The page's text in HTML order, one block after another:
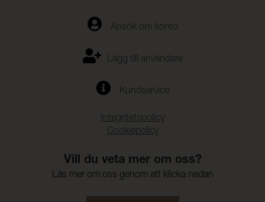
Ansök om konto
Lägg till användare
Kundservice
Integritetspolicy
Cookiepolicy
Vill du veta mer om oss?
Läs mer om oss genom att klicka nedan